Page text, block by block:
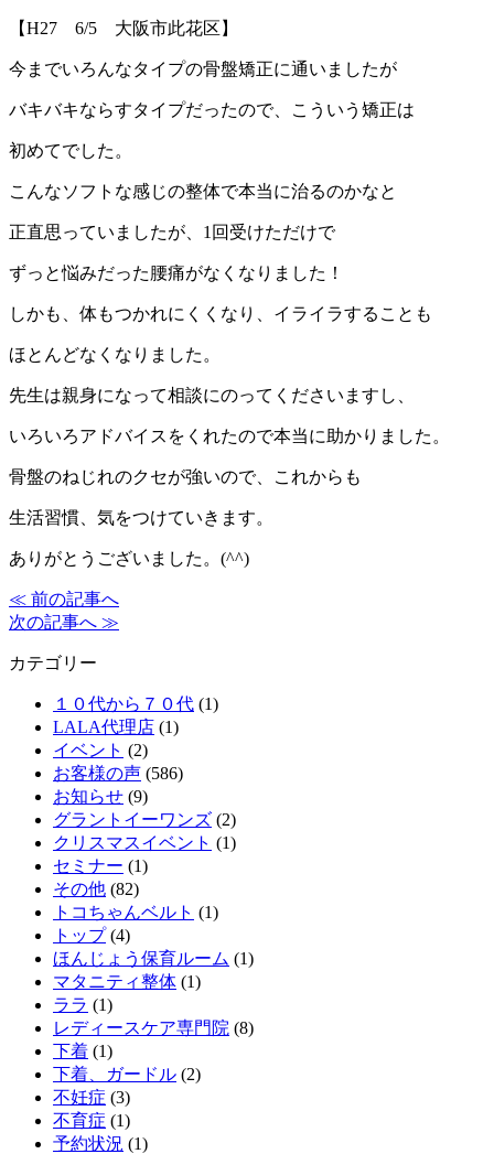
【H27 6/5 大阪市此花区】
今までいろんなタイプの骨盤矯正に通いましたが
バキバキならすタイプだったので、こういう矯正は
初めてでした。
こんなソフトな感じの整体で本当に治るのかなと
正直思っていましたが、1回受けただけで
ずっと悩みだった腰痛がなくなりました！
しかも、体もつかれにくくなり、イライラすることも
ほとんどなくなりました。
先生は親身になって相談にのってくださいますし、
いろいろアドバイスをくれたので本当に助かりました。
骨盤のねじれのクセが強いので、これからも
生活習慣、気をつけていきます。
ありがとうございました。(^^)
≪ 前の記事へ
次の記事へ ≫
カテゴリー
１０代から７０代 (1)
LALA代理店 (1)
イベント (2)
お客様の声 (586)
お知らせ (9)
グラントイーワンズ (2)
クリスマスイベント (1)
セミナー (1)
その他 (82)
トコちゃんベルト (1)
トップ(4)
ほんじょう保育ルーム (1)
マタニティ整体 (1)
ララ (1)
レディースケア専門院 (8)
下着 (1)
下着、ガードル (2)
不妊症 (3)
不育症 (1)
予約状況 (1)